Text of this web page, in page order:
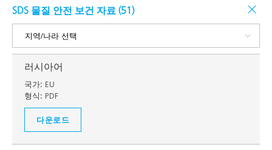
SDS 물질 안전 보건 자료 (51)
러시아어
국가: EU
형식: PDF
다운로드